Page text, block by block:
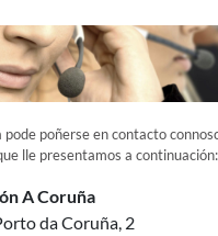
pode poñerse en contacto
lle presentamos a continuación:
A Coruña
da Coruña, 2